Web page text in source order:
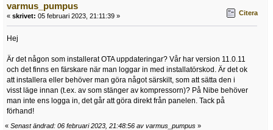
varmus_pumpus
« skrivet: 05 februari 2023, 21:11:39 » Citera
Hej
Är det någon som installerat OTA uppdateringar? Vår har version 11.0.11
och det finns en färskare när man loggar in med installatörskod. Är det ok
att installera eller behöver man göra något särskilt, som att sätta den i
visst läge innan (t.ex. av som stänger av kompressorn)? På Nibe behöver
man inte ens logga in, det går att göra direkt från panelen. Tack på
förhand!
« Senast ändrad: 06 februari 2023, 21:48:56 av varmus_pumpus »